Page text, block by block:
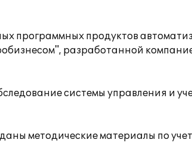
программных продуктов
разработанной
системы управления и
методические материалы по